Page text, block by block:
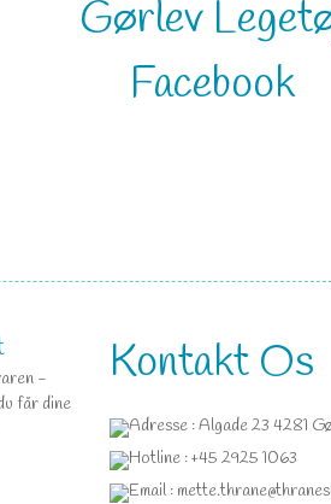
Gørlev
Facebook
-
får dine
Kontakt Os
Adresse : Algade 23 4281
Hotline : +45 2925 1063
Email :